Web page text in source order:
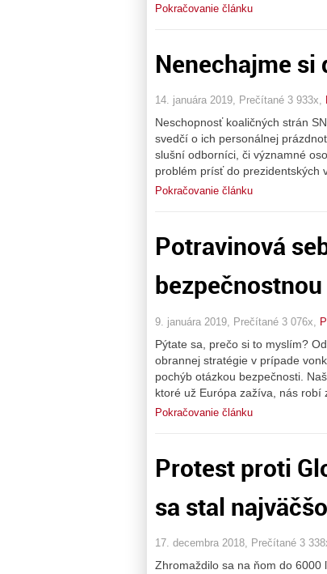
Pokračovanie článku
Nenechajme
14. januára 2019, Prečítané 3 933x,
Neschopnosť koaličných strán
svedčí o ich personálnej
slušní odborníci, či významné
problém prísť do prezidentských
Pokračovanie článku
Potravinová
9. januára 2019, Prečítané 3 076x,
Pýtate sa, prečo si to myslím?
obrannej stratégie v prípade
pochýb otázkou bezpečnosti.
ktoré už Európa zažíva, nás
Pokračovanie článku
Protest proti
sa stal
17. decembra 2018, Prečítané 3
Zhromaždilo sa na ňom do